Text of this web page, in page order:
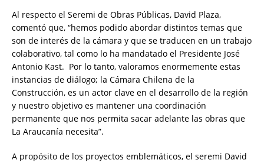
Al respecto el Seremi de Obras Públicas, David Plaza,
comentó que, “hemos podido abordar distintos temas que
son de interés de la cámara y que se traducen en un trabajo
colaborativo, tal como lo ha mandatado el Presidente José
Antonio Kast. Por lo tanto, valoramos enormemente estas
instancias de diálogo; la Cámara Chilena de la
Construcción, es un actor clave en el desarrollo de la región
y nuestro objetivo es mantener una coordinación
permanente que nos permita sacar adelante las obras que
La Araucanía necesita”.
A propósito de los proyectos emblemáticos, el seremi David